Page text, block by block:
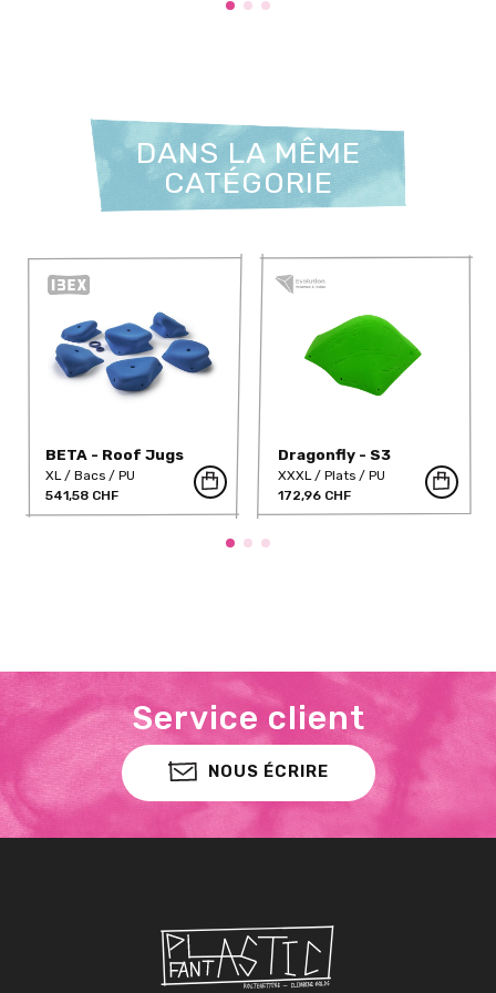
DANS LA MÊME
CATÉGORIE
BETA - Roof Jugs
Mega I PU
XL Bacs
PU
541,58 CHF
Dragonfly - S3
XXXL Plats
PU
172,96 CHF
Service client
NOUS ÉCRIRE